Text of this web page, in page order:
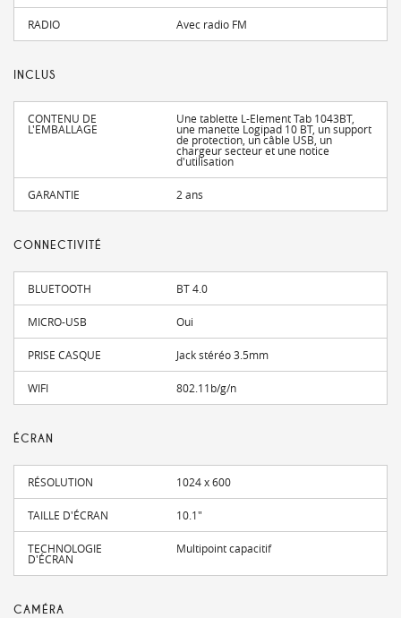
RADIO Avec radio FM
INCLUS
CONTENU DE
L'EMBALLAGE
Une tablette L-Element Tab 1043BT,
une manette Logipad 10 BT, un support
de protection, un câble USB, un
chargeur secteur et une notice
d'utilisation
GARANTIE 2 ans
CONNECTIVITÉ
BLUETOOTH BT 4.0
MICRO-USB Oui
PRISE CASQUE Jack stéréo 3.5mm
WIFI 802.11b/g/n
ÉCRAN
RÉSOLUTION 1024 x 600
TAILLE D'ÉCRAN 10.1"
TECHNOLOGIE
D'ÉCRAN
Multipoint capacitif
CAMÉRA